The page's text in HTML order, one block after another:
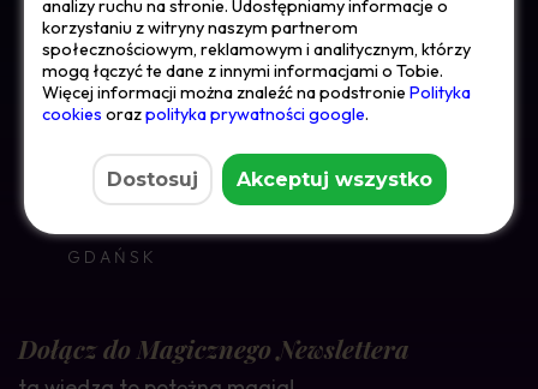
analizy ruchu na stronie. Udostępniamy informacje o
korzystaniu z witryny naszym partnerom
społecznościowym, reklamowym i analitycznym, którzy
mogą łączyć te dane z innymi informacjami o Tobie.
Więcej informacji można znaleźć na podstronie Polityka
cookies oraz ​polityka prywatności google.
Dostosuj Akceptuj wszystko
GDAŃSK
Kociołek rabatów
Dołącz do Magicznego Newslettera